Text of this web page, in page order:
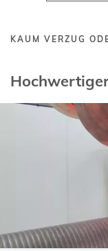
KAUM VERZUG